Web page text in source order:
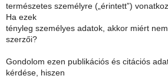
természetes személyre („érintett”)
Ha ezek
tényleg személyes adatok, akkor miért
szerzői?
Gondolom ezen publikációs és citációs
kérdése, hiszen